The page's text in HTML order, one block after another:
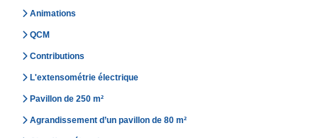
Animations
QCM
Contributions
L'extensométrie électrique
Pavillon de 250 m²
Agrandissement d’un pavillon de 80 m²